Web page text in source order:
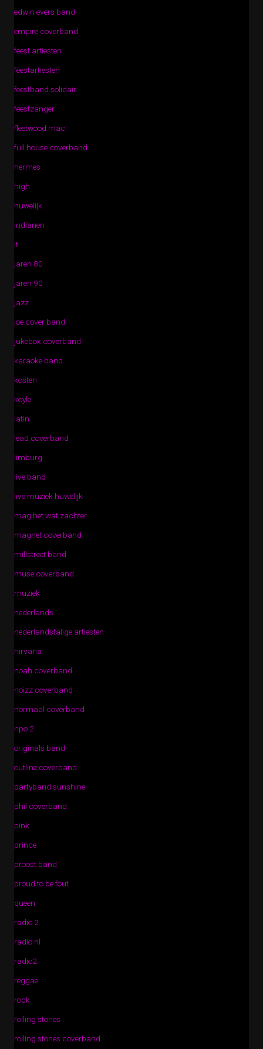
edwin evers band
empire coverband
feest artiesten
feestartiesten
feestband solidair
feestzanger
fleetwood mac
full house coverband
hermes
high
huwelijk
indianen
it
jaren 80
jaren 90
jazz
joe cover band
jukebox coverband
karaoke band
kosten
koyle
latin
lead coverband
limburg
live band
live muziek huwelijk
mag het wat zachter
magnet coverband
millstreet band
muse coverband
muziek
nederlands
nederlandstalige artiesten
nirvana
noah coverband
noizz coverband
normaal coverband
npo 2
originals band
outline coverband
partyband sunshine
phil coverband
pink
prince
proost band
proud to be fout
queen
radio 2
radio nl
radio2
reggae
rock
rolling stones
rolling stones coverband